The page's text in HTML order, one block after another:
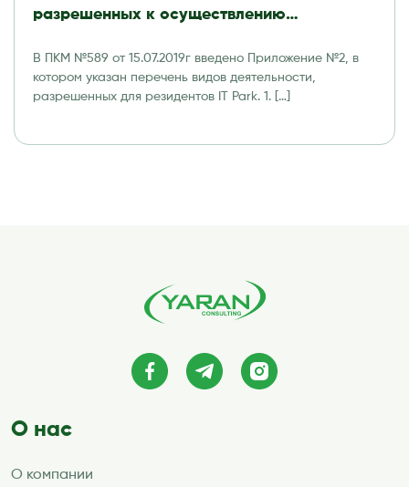
разрешенных к осуществлению
программных продуктов и
информационных технологий (IT Park)
В ПКМ №589 от 15.07.2019г введено Приложение №2, в
котором указан перечень видов деятельности,
разрешенных для резидентов IT Park. 1. […]
О нас
О компании